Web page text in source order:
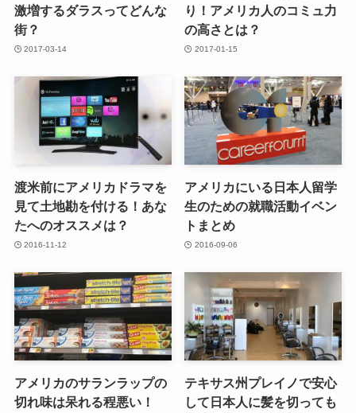
激増するダラスってどんな
街？
2017-03-14
り！アメリカ人のコミュ力
の高さとは？
2017-01-15
渡米前にアメリカドラマを
見て土地勘を付ける！あな
たへのオススメは？
2016-11-12
アメリカにいる日本人留学
生のための就職活動イベン
トまとめ
2016-09-06
アメリカのサランラップの
切れ味は呆れる程悪い！
テキサス州プレイノで安心
して日本人に髪を切っても